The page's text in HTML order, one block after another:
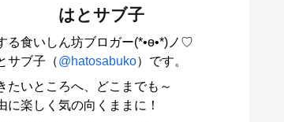
はとサブ子
る食いしん坊ブロガー(*•ө•*)ノ♡
サブ子（@hatosabuko）です。
たいところへ、どこまでも～
に楽しく気の向くままに！